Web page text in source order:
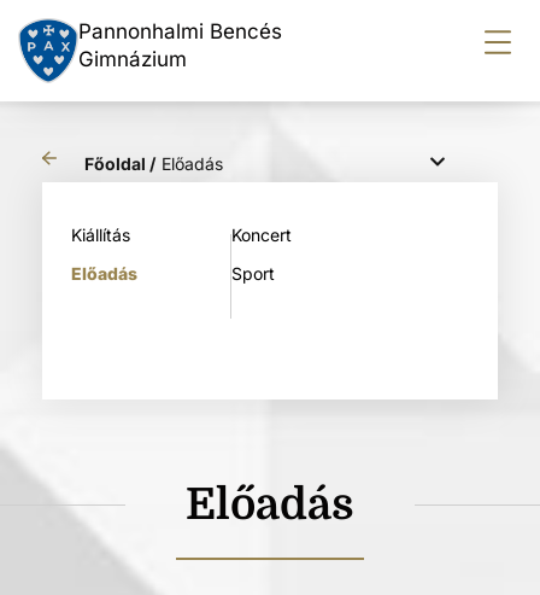
Pannonhalmi Bencés
Gimnázium
Főoldal / Előadás
Kiállítás
Előadás
Koncert
Sport
Előadás